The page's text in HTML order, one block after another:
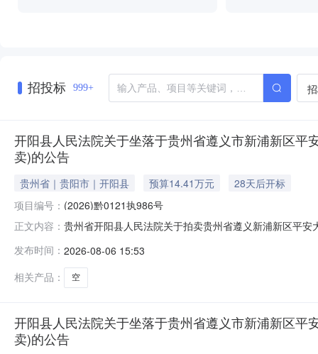
招投标 999+
开阳县人民法院关于坐落于贵州省遵义市新浦新区
卖)的公告
贵州省｜贵阳市｜开阳县 预算14.41万元
28天后开标
项目编号： (2026)黔0121执986号
正文内容： 贵州省开阳县人民法院关于拍卖贵州省遵义新浦新区平
财产，将依法追究其相应违法责任（刑事责任或民事妨
付方式等内容，充分了解拍卖标的
发布时间： 2026-08-06 15:53
相关产品：
空
开阳县人民法院关于坐落于贵州省遵义市新浦新区
卖)的公告